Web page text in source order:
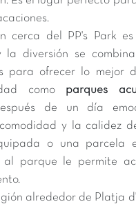
cerca del PP's Park
diversión se
para ofrecer lo mejor
como parques
de un día
y la calidez
o una parcela
al parque le permite
alrededor de Platja